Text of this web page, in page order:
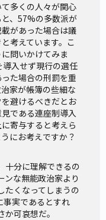
多くの人々が関心
、57%の多数派が
があった場合は議
考えています。こ
問いかけてみま
入せず現行の選任
た場合の刑罰を重
家が帳簿の些細な
避けるべきだとお
である連座制導入
寄与すると考えら
にお考えですか？
十分に理解できるの
ンな無能政治家より
たくなってしまうの
実であるとすれ
可哀想だ。